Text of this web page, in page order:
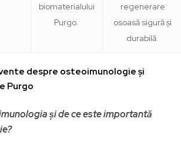
biomaterialului
Purgo.
regenerare
osoasă sigură și
durabilă.
despre osteoimunologie și
Purgo
și de ce este importantă